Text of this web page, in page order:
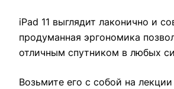
iPad 11 выглядит лаконично и
продуманная эргономика
отличным спутником в любых
Возьмите его с собой на